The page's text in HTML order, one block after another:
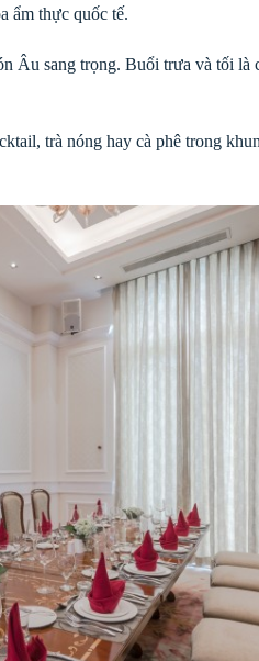
ẩm thực quốc tế.
sang trọng. Buổi trưa và tối là
trà nóng hay cà phê trong